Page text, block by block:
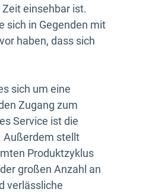
einsehbar ist.
sich in Gegenden mit
haben, dass sich
sich um eine
Zugang zum
Service ist die
Außerdem stellt
Produktzyklus
großen Anzahl an
verlässliche